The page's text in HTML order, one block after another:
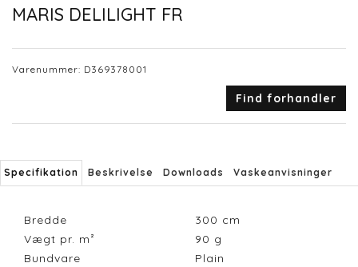
MARIS DELILIGHT FR
Varenummer: D369378001
Find forhandler
Specifikation Beskrivelse Downloads Vaskeanvisninger
Bredde 300 cm
Vægt pr. m²
90 g
Bundvare
Plain